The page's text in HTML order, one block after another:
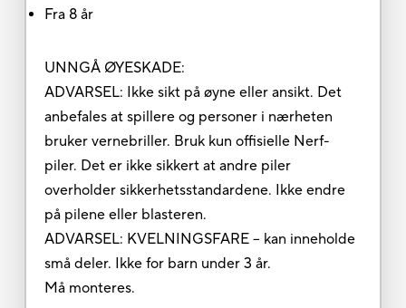
Fra 8 år
UNNGÅ ØYESKADE:
ADVARSEL: Ikke sikt på øyne eller ansikt. Det
anbefales at spillere og personer i nærheten
bruker vernebriller. Bruk kun offisielle Nerf-
piler. Det er ikke sikkert at andre piler
overholder sikkerhetsstandardene. Ikke endre
på pilene eller blasteren.
ADVARSEL: KVELNINGSFARE – kan inneholde
små deler. Ikke for barn under 3 år.
Må monteres.